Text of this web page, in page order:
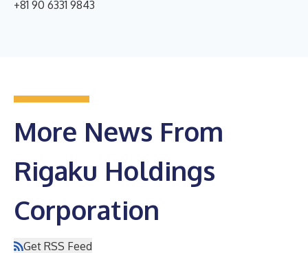
+81 90 6331 9843
More News From
Rigaku Holdings
Corporation
Get RSS Feed